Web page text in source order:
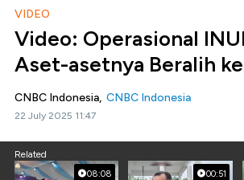
VIDEO
Video: Operasional
Aset-asetnya Beralih ke
CNBC Indonesia, CNBC Indonesia
22 July 2025 11:47
Related
08:08 00:51